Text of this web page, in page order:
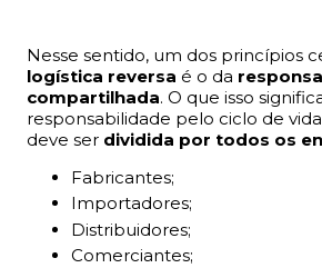
Nesse sentido, um dos princípios
logística reversa é o da
compartilhada. O que isso
responsabilidade pelo ciclo de
deve ser dividida por todos os
Fabricantes;
Importadores;
Distribuidores;
Comerciantes;